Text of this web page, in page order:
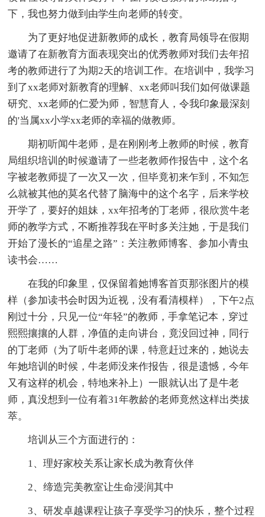
下，我也努力做到由学生向老师的转变。
为了更好地促进新教师的成长，教育局领导在假期
邀请了在新教育方面表现突出的优秀教师对我们去年招
考的教师进行了为期2天的培训工作。在培训中，我学习
到了xx老师对新教育的理解、xx老师叫我们如何做课题
研究、xx老师的仁爱为师，智慧育人，令我印象最深刻
的'当属xx小学xx老师的幸福的做教师。
期初听闻牛老师，是在刚刚考上教师的时候，教育
局组织培训的时候邀请了一些老教师作报告中，这个名
字被老教师提了一次又一次，但毕竟初来乍到，不知怎
么就被其他的莫名代替了脑海中的这个名字，后来学校
开学了，要好的姐妹，xx年招考的丁老师，很欣赏牛老
师的教学方式，不断推荐我在平时多关注她，于是我们
开始了漫长的“追星之路”：关注教师博客、参加小青虫
读书会……
在我的印象里，仅保留着她博客首页那张图片的模
样（参加读书会时因为近视，没有看清模样），下午2点
刚过十分，只见一位“年轻”的教师，手拿笔记本，穿过
熙熙攘攘的人群，净值的走向讲台，竟没回过神，同行
的丁老师（为了听牛老师的课，特意赶过来的，她说去
年她培训的时候，牛老师没来作报告，很是遗憾，今年
又有这样的机会，特地来补上）一眼就认出了是牛老
师，真没想到一位有着31年教龄的老师竟然这样出类拔
萃。
培训从三个方面进行的：
1、理好家校关系让家长成为教育伙伴
2、缔造完美教室让生命浸润其中
3、研发卓越课程让孩子享受学习的快乐，整个过程